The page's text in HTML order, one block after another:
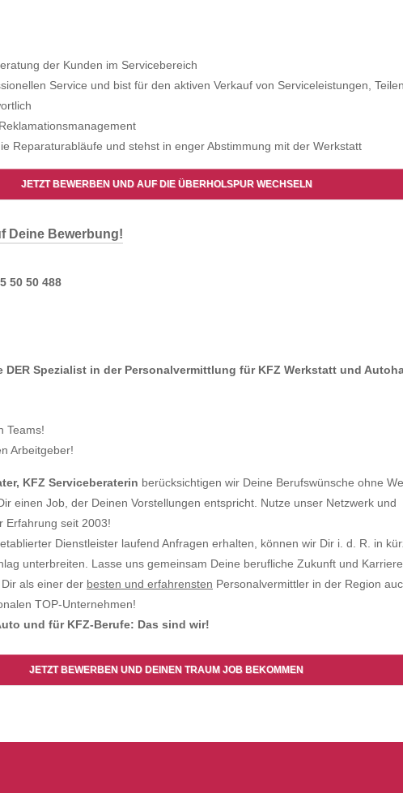
der Kunden im Servicebereich
Service und bist für den aktiven Verkauf von Serviceleistungen,
Reparaturabläufe und stehst in enger Abstimmung mit der Werkstatt
JETZT BEWERBEN UND AUF DIE ÜBERHOLSPUR WECHSELN
Deine Bewerbung!
50 50 488
DER Spezialist in der Personalvermittlung für KFZ Werkstatt und
Teams!
Arbeitgeber!
KFZ Serviceberaterin berücksichtigen wir Deine Berufswünsche ohne
einen Job, der Deinen Vorstellungen entspricht. Nutze unser Netzwerk und
Erfahrung seit 2003!
Dienstleister laufend Anfragen erhalten, können wir Dir i. d. R. in
unterbreiten. Lasse uns gemeinsam Deine berufliche Zukunft und Karriere
als einer der besten und erfahrensten Personalvermittler in der Region
TOP-Unternehmen!
und für KFZ-Berufe: Das sind wir!
JETZT BEWERBEN UND DEINEN TRAUM JOB BEKOMMEN